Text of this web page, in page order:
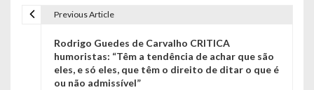
Previous Article
Rodrigo Guedes de Carvalho CRITICA
humoristas: “Têm a tendência de achar que são
eles, e só eles, que têm o direito de ditar o que é
ou não admissível”